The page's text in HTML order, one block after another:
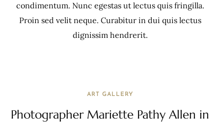
condimentum. Nunc egestas ut lectus quis fringilla.
Proin sed velit neque. Curabitur in dui quis lectus
dignissim hendrerit.
ART GALLERY
Photographer Mariette Pathy Allen in